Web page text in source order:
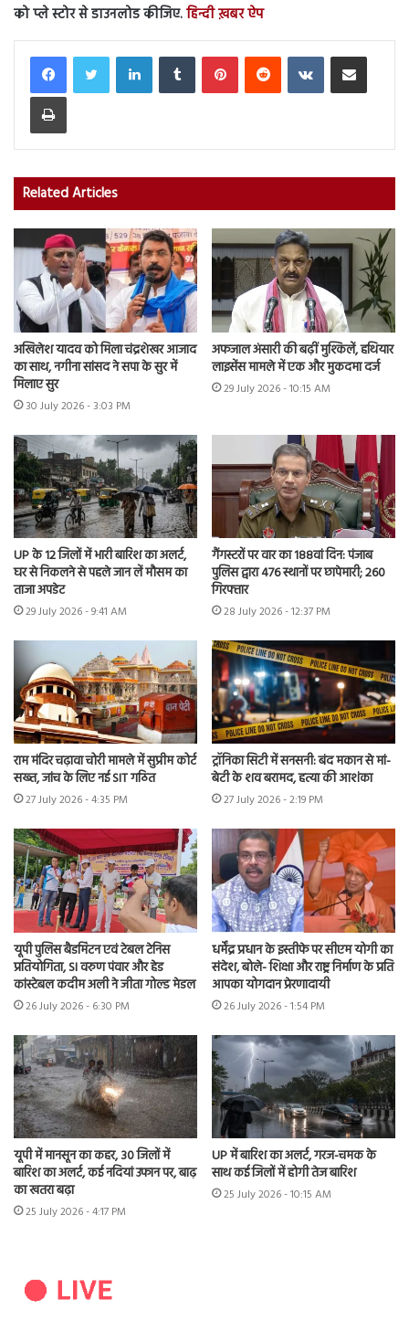
को प्ले स्टोर से डाउनलोड कीजिए.हिन्दी ख़बर ऐप
LinkedInTumblr PinterestReddit VKontakteShare via Email
Print
Related Articles
अखिलेश यादव को मिला चंद्रशेखर आजाद
का साथ, नगीना सांसद ने सपा के सुर में
मिलाए सुर
30 July 2026 - 3:03 PM
अफजाल अंसारी की बढ़ीं मुश्किलें, हथियार
लाइसेंस मामले में एक और मुकदमा दर्ज
29 July 2026 - 10:15 AM
UP के 12 जिलों में भारी बारिश का अलर्ट,
घर से निकलने से पहले जान लें मौसम का
ताजा अपडेट
29 July 2026 - 9:41 AM
गैंगस्टरों पर वार का 188वां दिन: पंजाब
पुलिस द्वारा 476 स्थानों पर छापेमारी; 260
गिरफ्तार
28 July 2026 - 12:37 PM
राम मंदिर चढ़ावा चोरी मामले में सुप्रीम कोर्ट
सख्त, जांच के लिए नई SIT गठित
27 July 2026 - 4:35 PM
ट्रॉनिका सिटी में सनसनी: बंद मकान से मां-
बेटी के शव बरामद, हत्या की आशंका
27 July 2026 - 2:19 PM
यूपी पुलिस बैडमिंटन एवं टेबल टेनिस
प्रतियोगिता, SI वरुण पंवार और हेड
कांस्टेबल कदीम अली ने जीता गोल्ड मेडल
26 July 2026 - 6:30 PM
धर्मेंद्र प्रधान के इस्तीफे पर सीएम योगी का
संदेश, बोले- शिक्षा और राष्ट्र निर्माण के प्रति
आपका योगदान प्रेरणादायी
26 July 2026 - 1:54 PM
यूपी में मानसून का कहर, 30 जिलों में
बारिश का अलर्ट, कई नदियां उफान पर, बाढ़
का खतरा बढ़ा
25 July 2026 - 4:17 PM
UP में बारिश का अलर्ट, गरज-चमक के
साथ कई जिलों में होगी तेज बारिश
25 July 2026 - 10:15 AM